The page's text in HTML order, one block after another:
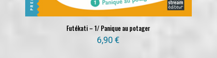
Futékati – 1/ Panique au potager
6,90€